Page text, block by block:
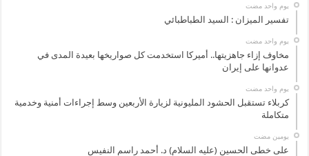
‏يوم واحد مضت
تفسير الميزان : السيد الطباطبائي
‏يوم واحد مضت
مخاوف إزاء جاهزيتها.. أميركا استخدمت كل صواريخها بعيدة المدى في
عدوانها على إيران
‏يوم واحد مضت
كربلاء تستقبل الحشود المليونية لزيارة الأربعين وسط إجراءات أمنية وخدمية
متكاملة
‏يومين مضت
على خطى الحسين (عليه السلام) د. أحمد راسم النفيس